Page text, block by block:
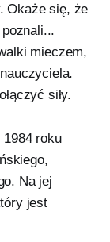
Okaże się, że
mieczem,
siły.
1984 roku
Na jej
jest